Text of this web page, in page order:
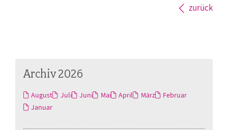
zurück
Archiv 2026
August Juli Juni Mai April März
Februar
Januar